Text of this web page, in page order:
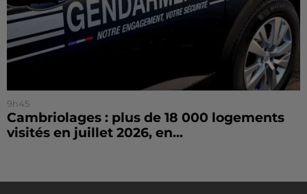
9h45
Cambriolages : plus de 18 000 logements
visités en juillet 2026, en...